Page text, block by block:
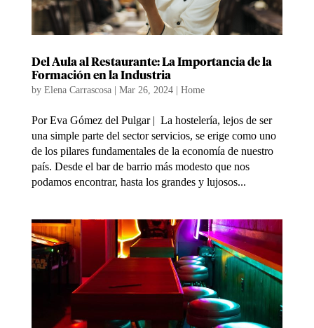
Del Aula al Restaurante: La Importancia de la
Formación en la Industria
by Elena Carrascosa| Mar 26, 2024| Home
Por Eva Gómez del Pulgar | La hostelería, lejos de ser
una simple parte del sector servicios, se erige como uno
de los pilares fundamentales de la economía de nuestro
país. Desde el bar de barrio más modesto que nos
podamos encontrar, hasta los grandes y lujosos...